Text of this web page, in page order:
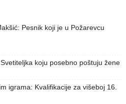
Pesnik koji je u Požarevcu
koju posebno poštuju žene
igrama: Kvalifikacije za višeboj 16.